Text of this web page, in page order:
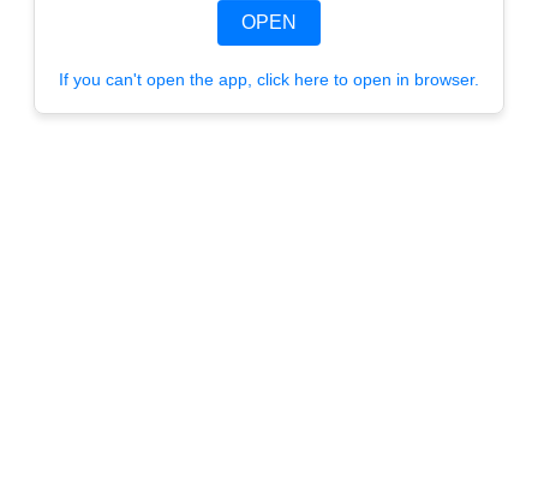
OPEN
If you can't open the app, click here to open in browser.